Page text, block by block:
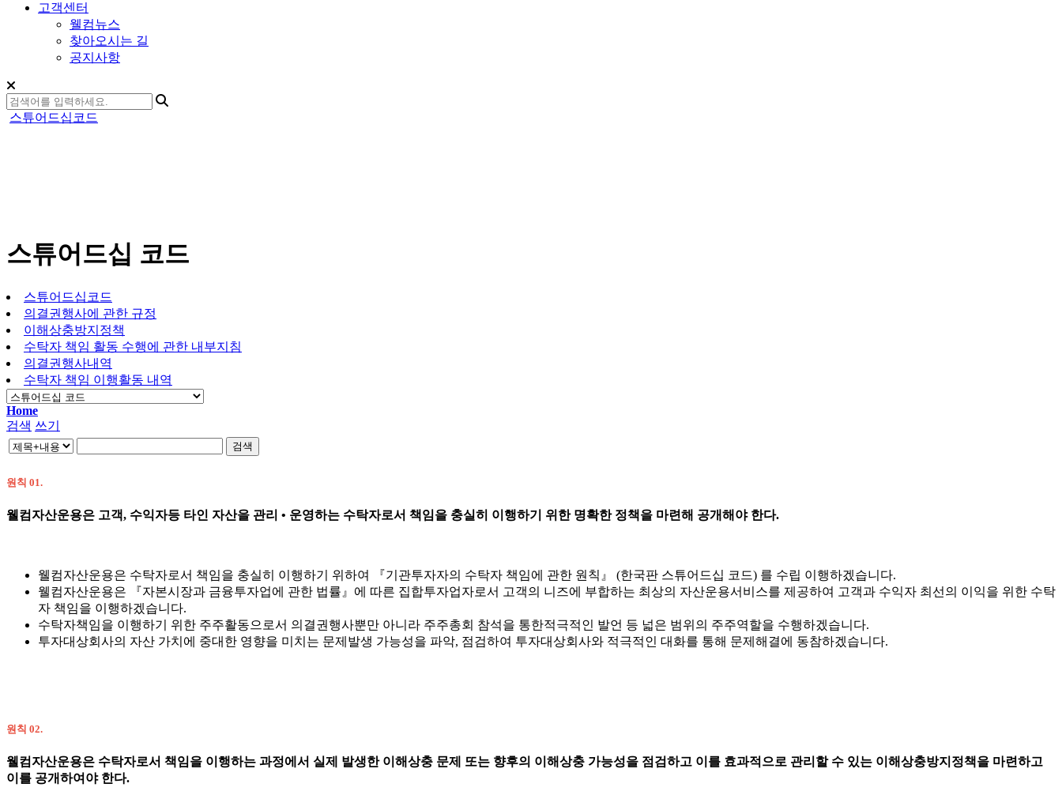
고객센터
웰컴뉴스
찾아오시는 길
공지사항
스튜어드십코드
스튜어드십 코드
스튜어드십코드
의결권행사에 관한 규정
이해상충방지정책
수탁자 책임 활동 수행에 관한 내부지침
의결권행사내역
수탁자 책임 이행활동 내역​
Home
검색 쓰기
검색
원칙 01.
웰컴자산운용은 고객, 수익자등 타인 자산을 관리 • 운영하는 수탁자로서 책임을 충실히 이행하기 위한 명확한 정책을 마련해 공개해야 한다.
웰컴자산운용은 수탁자로서 책임을 충실히 이행하기 위하여 『기관투자자의 수탁자 책임에 관한 원칙』 (한국판 스튜어드십 코드) 를 수립 이행하겠습니다.
웰컴자산운용은 『자본시장과 금융투자업에 관한 법률』에 따른 집합투자업자로서 고객의 니즈에 부합하는 최상의 자산운용서비스를 제공하여 고객과 수익자 최선의 이익을 위한 수탁
자 책임을 이행하겠습니다.
수탁자책임을 이행하기 위한 주주활동으로서 의결권행사뿐만 아니라 주주총회 참석을 통한적극적인 발언 등 넓은 범위의 주주역할을 수행하겠습니다.
투자대상회사의 자산 가치에 중대한 영향을 미치는 문제발생 가능성을 파악, 점검하여 투자대상회사와 적극적인 대화를 통해 문제해결에 동참하겠습니다.
원칙 02.
웰컴자산운용은 수탁자로서 책임을 이행하는 과정에서 실제 발생한 이해상충 문제 또는 향후의 이해상충 가능성을 점검하고 이를 효과적으로 관리할 수 있는 이해상충방지정책을 마련하고
이를 공개하여야 한다.